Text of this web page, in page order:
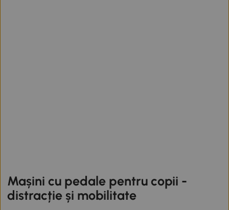
Mașini cu pedale pentru copii -
distracție și mobilitate